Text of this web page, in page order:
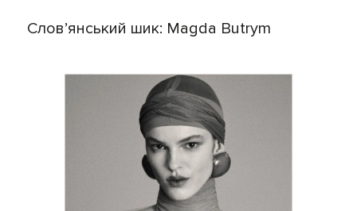
Слов’янський шик: Magda Butrym